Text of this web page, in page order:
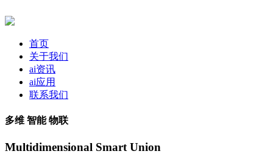
首页
关于我们
ai资讯
ai应用
联系我们
多维 智能 物联
Multidimensional Smart Union